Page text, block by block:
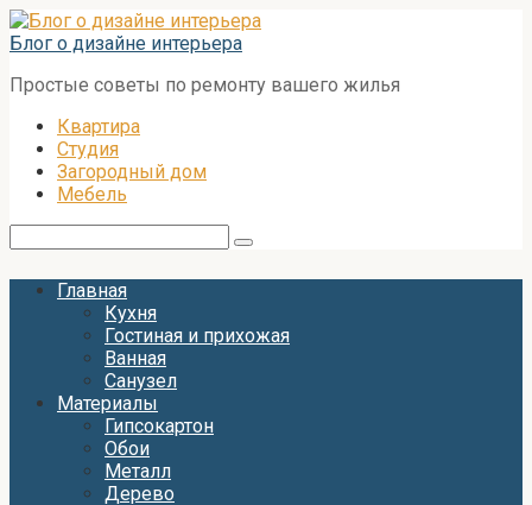
Перейти
к
Блог о дизайне интерьера
Простые советы по ремонту вашего жилья
Квартира
Студия
Загородный дом
Мебель
Главная
Кухня
Гостиная и прихожая
Ванная
Санузел
Материалы
Гипсокартон
Обои
Металл
Дерево